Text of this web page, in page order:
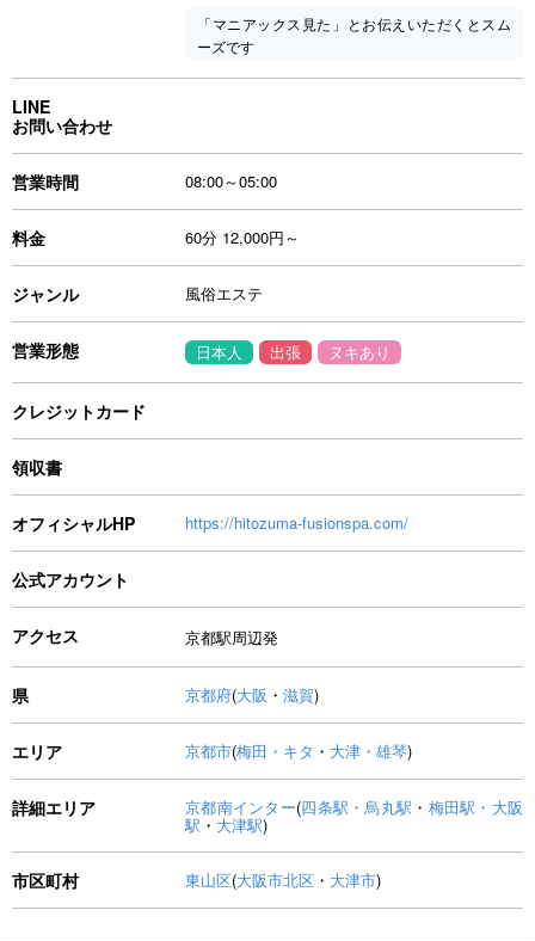
「マニアックス見た」とお伝えいただくとスム
ーズです
LINE
お問い合わせ
営業時間 08:00～05:00
料金 60分 12,000円～
ジャンル 風俗エステ
営業形態 日本人 出張 ヌキあり
クレジットカード
領収書
オフィシャルHP https://hitozuma-fusionspa.com/
公式アカウント
アクセス 京都駅周辺発
県 京都府(大阪 ・ 滋賀)
エリア 京都市(梅田・キタ ・ 大津・雄琴)
詳細エリア 京都南インター(四条駅・烏丸駅 ・ 梅田駅・大阪
駅 ・ 大津駅)
市区町村 東山区(大阪市北区 ・ 大津市)